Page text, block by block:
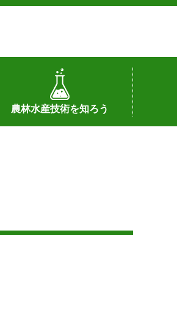
農林水産技術を知ろう
センターの話題
私の試験研究
試験研究課題
第6期中期業務計画
オンライン研究報告
刊行物
知的財産に関する相談窓口